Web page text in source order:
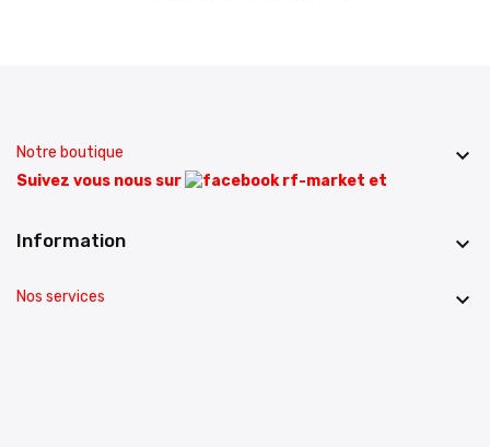
Notre boutique 
Suivez vous nous sur et
Information 
Nos services 